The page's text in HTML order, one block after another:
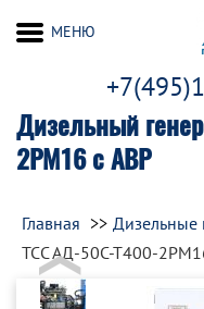
Дизельный
2РМ16 с АВР
МЕНЮ
Главная
Дизельные
ТСС АД-50С-Т400-